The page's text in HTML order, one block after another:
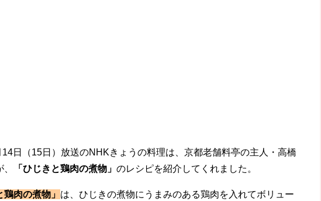
14日（15日）放送のNHKきょうの料理は、京都老舗料亭の主人・高橋
「ひじきと鶏肉の煮物」 のレシピを紹介してくれました。
鶏肉の煮物」 は、ひじきの煮物にうまみのある鶏肉を入れてボリュー